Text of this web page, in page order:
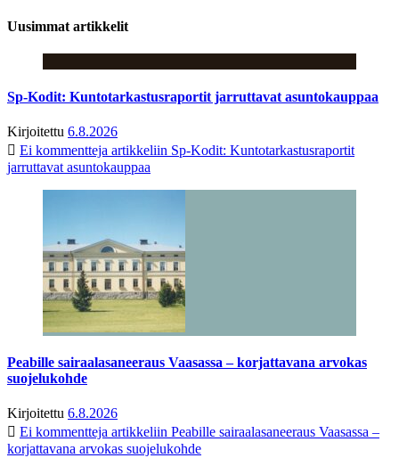
Uusimmat artikkelit
Sp-Kodit: Kuntotarkastusraportit jarruttavat asuntokauppaa
Kirjoitettu 6.8.2026
Ei kommentteja artikkeliin Sp-Kodit: Kuntotarkastusraportit
jarruttavat asuntokauppaa
Peabille sairaalasaneeraus Vaasassa – korjattavana arvokas
suojelukohde
Kirjoitettu 6.8.2026
Ei kommentteja artikkeliin Peabille sairaalasaneeraus Vaasassa –
korjattavana arvokas suojelukohde